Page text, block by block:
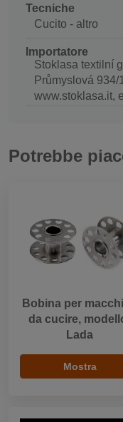
Tecniche
Cucito - altro
Importatore
Stoklasa textilní
Průmyslová
www.stoklasa.it,
Potrebbe
Bobina per
da cucire,
Lada
Mostra